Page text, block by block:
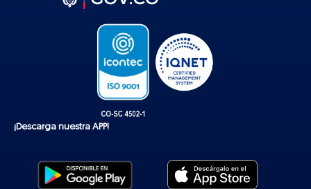
¡Descarga nuestra APP!